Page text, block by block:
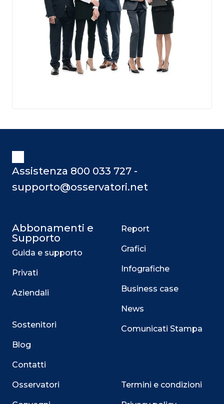
Assistenza 800 033 727 -
supporto@osservatori.net
Abbonamenti e
Supporto
Guida e supporto
Privati
Aziendali
Sostenitori
Blog
Contatti
Osservatori
Report
Grafici
Infografiche
Business case
News
Comunicati Stampa
Termini e condizioni